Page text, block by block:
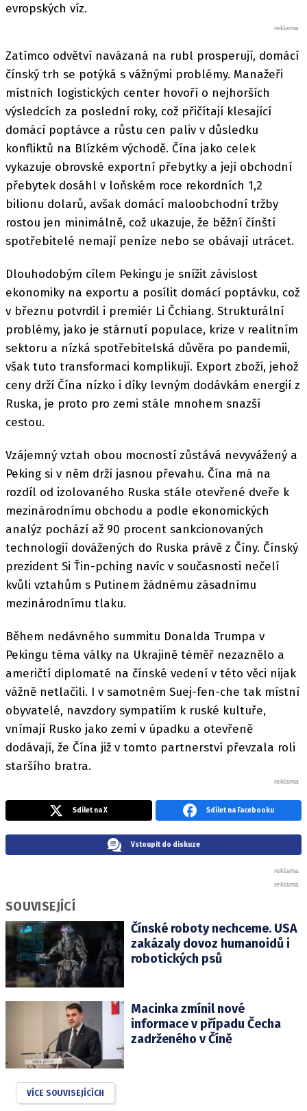
evropských víz.
Zatímco odvětví navázaná na rubl prosperují, domácí
čínský trh se potýká s vážnými problémy. Manažeři
místních logistických center hovoří o nejhorších
výsledcích za poslední roky, což přičítají klesající
domácí poptávce a růstu cen paliv v důsledku
konfliktů na Blízkém východě. Čína jako celek
vykazuje obrovské exportní přebytky a její obchodní
přebytek dosáhl v loňském roce rekordních 1,2
bilionu dolarů, avšak domácí maloobchodní tržby
rostou jen minimálně, což ukazuje, že běžní čínští
spotřebitelé nemají peníze nebo se obávají utrácet.
Dlouhodobým cílem Pekingu je snížit závislost
ekonomiky na exportu a posílit domácí poptávku, což
v březnu potvrdil i premiér Li Čchiang. Strukturální
problémy, jako je stárnutí populace, krize v realitním
sektoru a nízká spotřebitelská důvěra po pandemii,
však tuto transformaci komplikují. Export zboží, jehož
ceny drží Čína nízko i díky levným dodávkám energií z
Ruska, je proto pro zemi stále mnohem snazší
cestou.
Vzájemný vztah obou mocností zůstává nevyvážený a
Peking si v něm drží jasnou převahu. Čína má na
rozdíl od izolovaného Ruska stále otevřené dveře k
mezinárodnímu obchodu a podle ekonomických
analýz pochází až 90 procent sankcionovaných
technologií dovážených do Ruska právě z Číny. Čínský
prezident Si Ťin-pching navíc v současnosti nečelí
kvůli vztahům s Putinem žádnému zásadnímu
mezinárodnímu tlaku.
Během nedávného summitu Donalda Trumpa v
Pekingu téma války na Ukrajině téměř nezaznělo a
američtí diplomaté na čínské vedení v této věci nijak
vážně netlačili. I v samotném Suej-fen-che tak místní
obyvatelé, navzdory sympatiím k ruské kultuře,
vnímají Rusko jako zemi v úpadku a otevřeně
dodávají, že Čína již v tomto partnerství převzala roli
staršího bratra.
Sdílet na X Sdílet na Facebooku
Vstoupit do diskuze
SOUVISEJÍCÍ
Čínské roboty nechceme. USA
zakázaly dovoz humanoidů i
robotických psů
Macinka zmínil nové
informace v případu Čecha
zadrženého v Číně
VÍCE SOUVISEJÍCÍCH